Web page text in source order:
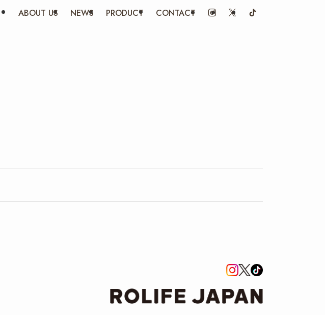
ABOUT US NEWS PRODUCT CONTACT